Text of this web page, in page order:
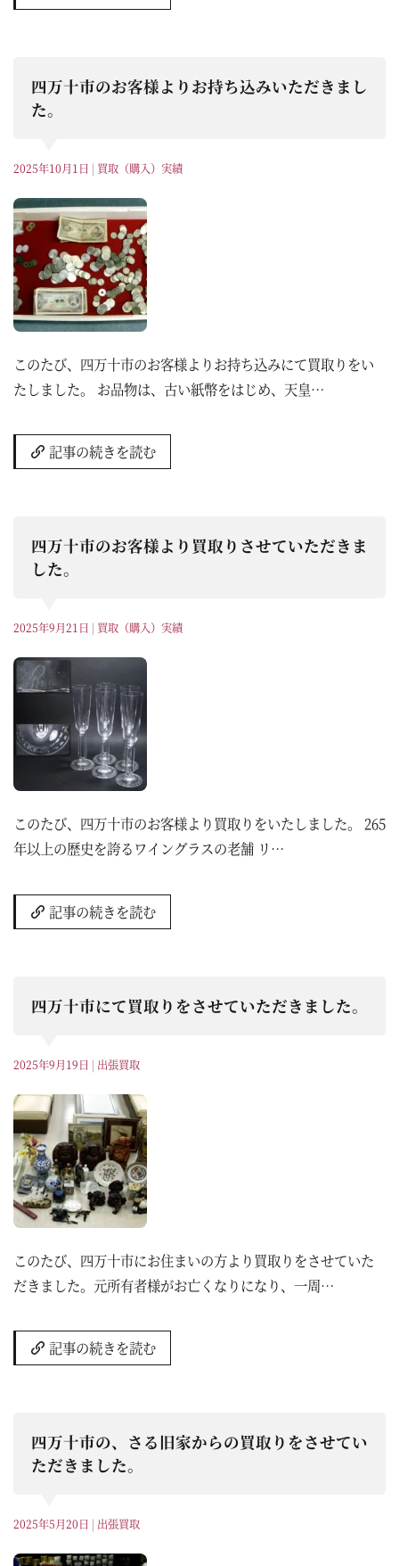
四万十市のお客様よりお持ち込みいただきまし
た。
2025年10月1日 | 買取（購入）実績
このたび、四万十市のお客様よりお持ち込みにて買取りをい
たしました。 お品物は、古い紙幣をはじめ、天皇…
記事の続きを読む
四万十市のお客様より買取りさせていただきま
した。
2025年9月21日 | 買取（購入）実績
このたび、四万十市のお客様より買取りをいたしました。 265
年以上の歴史を誇るワイングラスの老舗 リ…
記事の続きを読む
四万十市にて買取りをさせていただきました。
2025年9月19日 | 出張買取
このたび、四万十市にお住まいの方より買取りをさせていた
だきました。元所有者様がお亡くなりになり、一周…
記事の続きを読む
四万十市の、さる旧家からの買取りをさせてい
ただきました。
2025年5月20日 | 出張買取